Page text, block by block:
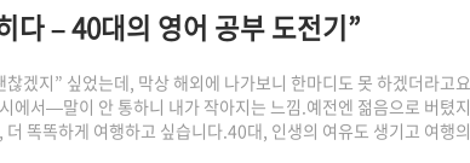
다 – 40대의 영어 공부 도전기”
찮겠지” 싶었는데, 막상 해외에 나가보니 한마디도 못 하겠더라고
에서—말이 안 통하니 내가 작아지는 느낌.예전엔 젊음으로 버텼
더 똑똑하게 여행하고 싶습니다.40대, 인생의 여유도 생기고 여행